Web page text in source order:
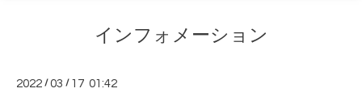
インフォメーション
2022 /03 / 17 01:42